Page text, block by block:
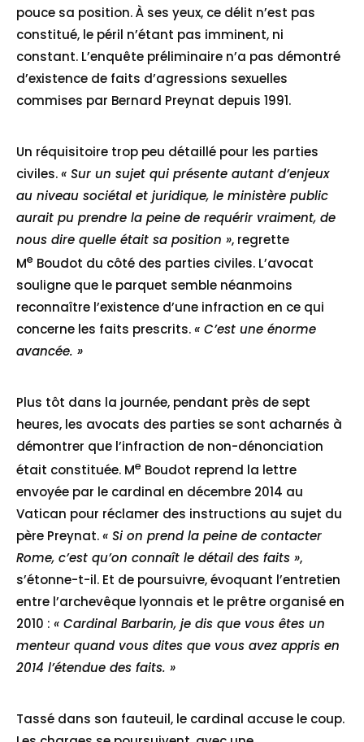
pouce sa position. À ses yeux, ce délit n’est pas
constitué, le péril n’étant pas imminent, ni
constant. L’enquête préliminaire n’a pas démontré
d’existence de faits d’agressions sexuelles
commises par Bernard Preynat depuis 1991.
Un réquisitoire trop peu détaillé pour les parties
civiles.« Sur un sujet qui présente autant d’enjeux
au niveau sociétal et juridique, le ministère public
aurait pu prendre la peine de requérir vraiment, de
nous dire quelle était sa position », regrette
Me Boudot du côté des parties civiles. L’avocat
souligne que le parquet semble néanmoins
reconnaître l’existence d’une infraction en ce qui
concerne les faits prescrits.« C’est une énorme
avancée. »
Plus tôt dans la journée, pendant près de sept
heures, les avocats des parties se sont acharnés à
démontrer que l’infraction de non-dénonciation
était constituée. Me Boudot reprend la lettre
envoyée par le cardinal en décembre 2014 au
Vatican pour réclamer des instructions au sujet du
père Preynat.« Si on prend la peine de contacter
Rome, c’est qu’on connaît le détail des faits »,
s’étonne-t-il. Et de poursuivre, évoquant l’entretien
entre l’archevêque lyonnais et le prêtre organisé en
2010 : « Cardinal Barbarin, je dis que vous êtes un
menteur quand vous dites que vous avez appris en
2014 l’étendue des faits. »
Tassé dans son fauteuil, le cardinal accuse le coup.